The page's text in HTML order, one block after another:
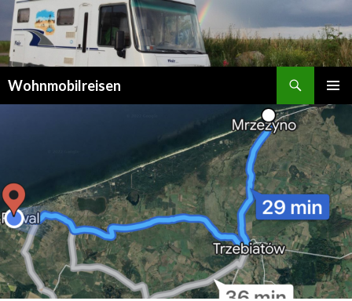
Wohnmobilreisen
MENÜ